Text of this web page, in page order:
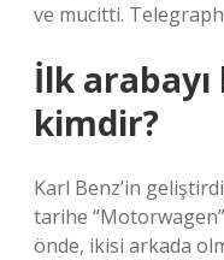
ve mucitti.
İlk
kimdir?
Karl Benz’in
tarihe
önde, ikisi arkada